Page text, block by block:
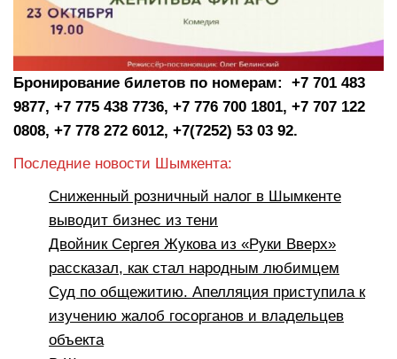
Бронирование билетов по номерам: +7 701 483
9877, +7 775 438 7736, +7 776 700 1801, +7 707 122
0808, +7 778 272 6012, +7(7252) 53 03 92.
Последние новости Шымкента:
Сниженный розничный налог в Шымкенте
выводит бизнес из тени
Двойник Сергея Жукова из «Руки Вверх»
рассказал, как стал народным любимцем
Суд по общежитию. Апелляция приступила к
изучению жалоб госорганов и владельцев
объекта